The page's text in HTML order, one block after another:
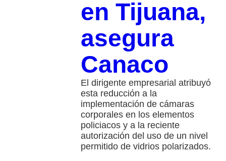
en Tijuana,
asegura
Canaco
El dirigente empresarial atribuyó
esta reducción a la
implementación de cámaras
corporales en los elementos
policiacos y a la reciente
autorización del uso de un nivel
permitido de vidrios polarizados.